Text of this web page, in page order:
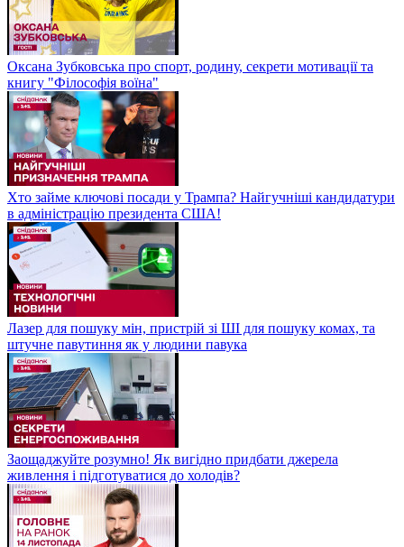
Оксана Зубковська про спорт, родину, секрети мотивації та
книгу "Філософія воїна"
Хто займе ключові посади у Трампа? Найгучніші кандидатури
в адміністрацію президента США!
Лазер для пошуку мін, пристрій зі ШІ для пошуку комах, та
штучне павутиння як у людини павука
Заощаджуйте розумно! Як вигідно придбати джерела
живлення і підготуватися до холодів?